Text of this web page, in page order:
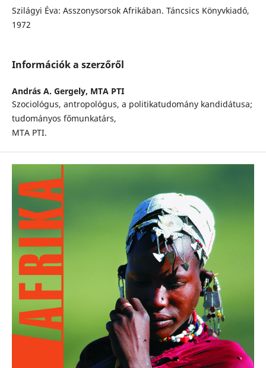
Szilágyi Éva: Asszonysorsok Afrikában. Táncsics Könyvkiadó,
1972
Információk a szerzőről
András A. Gergely, MTA PTI
Szociológus, antropológus, a politikatudomány kandidátusa;
tudományos főmunkatárs,
MTA PTI.